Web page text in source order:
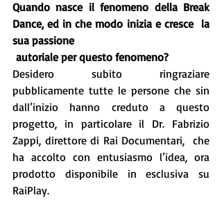
Quando nasce il fenomeno della Break
Dance, ed in che modo inizia e cresce  la
sua passione
autoriale per questo fenomeno?
Desidero subito ringraziare
pubblicamente tutte le persone che sin
dall’inizio hanno creduto a questo
progetto, in particolare il Dr. Fabrizio
Zappi, direttore di Rai Documentari,  che
ha accolto con entusiasmo l’idea, ora
prodotto disponibile in esclusiva su
RaiPlay.